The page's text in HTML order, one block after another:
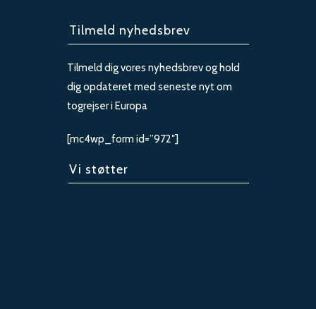
Tilmeld nyhedsbrev
Tilmeld dig vores nyhedsbrev og hold
dig opdateret med seneste nyt om
togrejser i Europa
[mc4wp_form id=”972″]
Vi støtter